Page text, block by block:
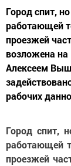
Город спит,
работающей
проезжей
возложена
Алексеем
рабочих
Город спит,
работающей
проезжей